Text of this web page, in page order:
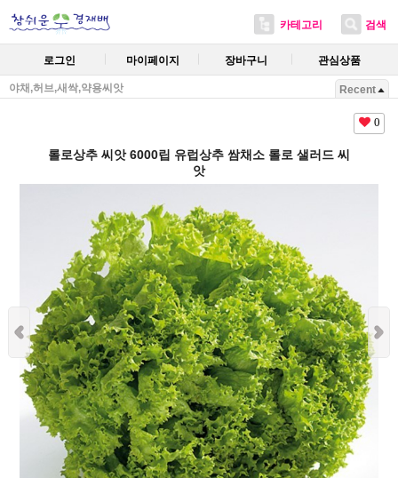
카테고리 검색
로그인 마이페이지 장바구니 관심상품
야채,허브,새싹,약용씨앗 Recent
0
롤로상추 씨앗 6000립 유럽상추 쌈채소 롤로 샐러드 씨
앗